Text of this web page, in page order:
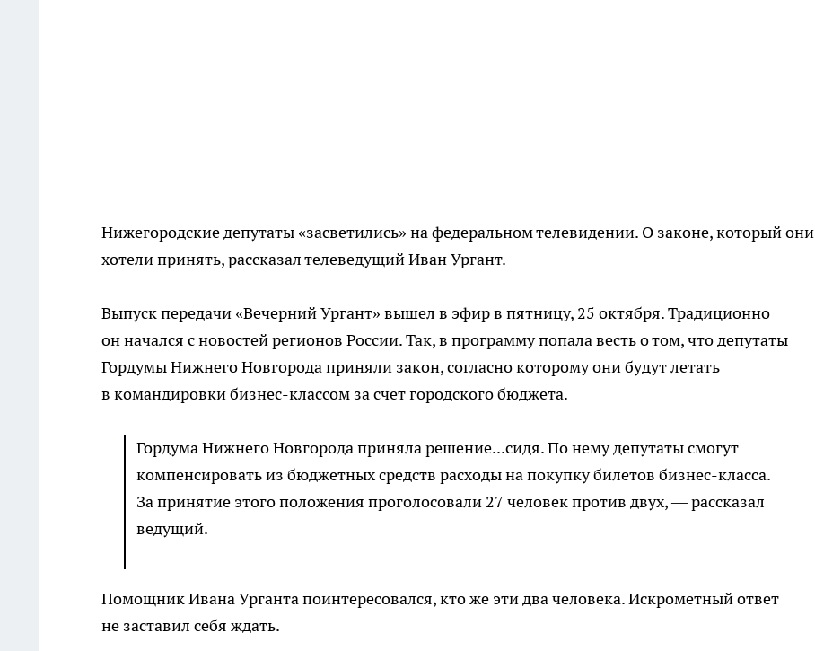
Нижегородские депутаты «засветились» на федеральном телевидении. О законе, который они
хотели принять, рассказал телеведущий Иван Ургант.
Выпуск передачи «Вечерний Ургант» вышел в эфир в пятницу, 25 октября. Традиционно
он начался с новостей регионов России. Так, в программу попала весть о том, что депутаты
Гордумы Нижнего Новгорода приняли закон, согласно которому они будут летать
в командировки бизнес-классом за счет городского бюджета.
Гордума Нижнего Новгорода приняла решение...сидя. По нему депутаты смогут
компенсировать из бюджетных средств расходы на покупку билетов бизнес-класса.
За принятие этого положения проголосовали 27 человек против двух, — рассказал
ведущий.
Помощник Ивана Урганта поинтересовался, кто же эти два человека. Искрометный ответ
не заставил себя ждать.